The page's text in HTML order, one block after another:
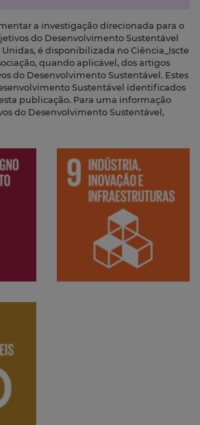
a investigação direcionada para o
do Desenvolvimento Sustentável
Unidas, é disponibilizada no Ciência_Iscte
quando aplicável, dos artigos
do Desenvolvimento Sustentável. Estes
Sustentável identificados
publicação. Para uma informação
do Desenvolvimento Sustentável,